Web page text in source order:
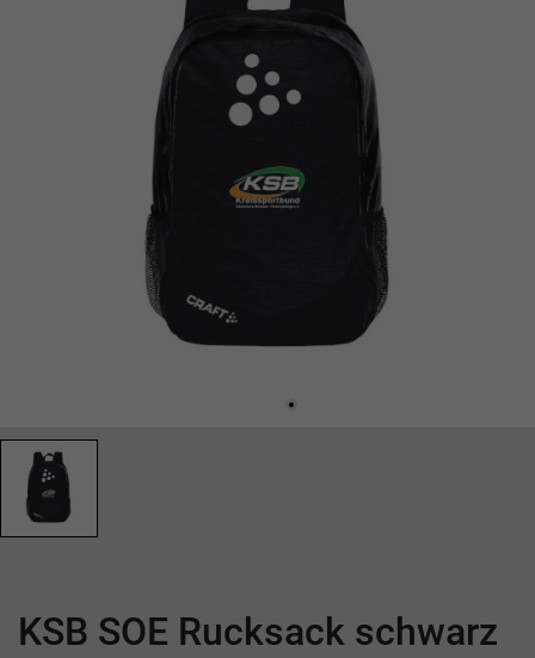
KSB SOE Rucksack schwarz